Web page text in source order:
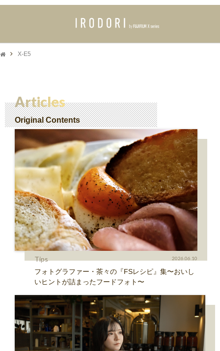
X-E5
Articles
Original Contents
Tips 2026.06.10
フォトグラファー・茶々の『FSレシピ』集〜おいし
いヒントが詰まったフードフォト〜